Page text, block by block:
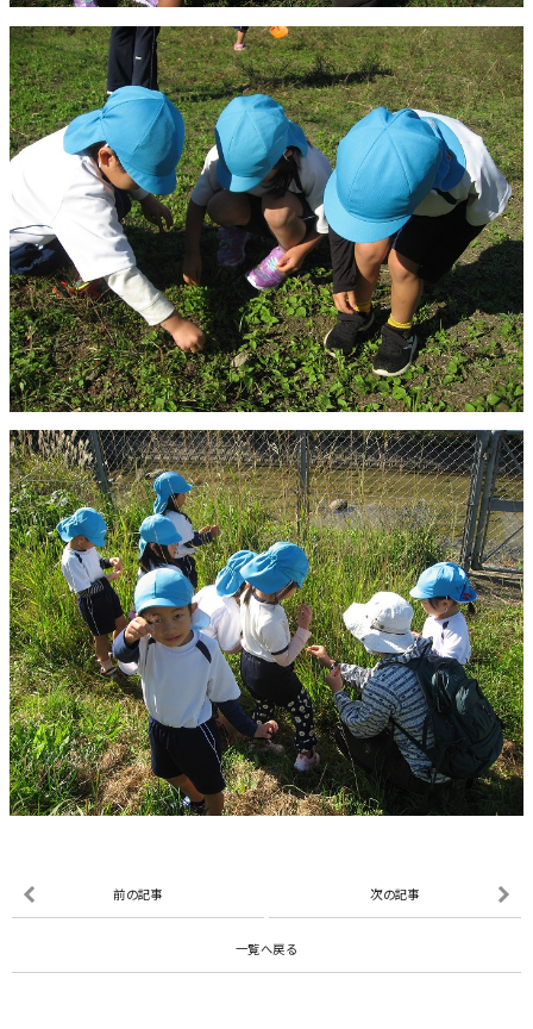
前の記事 次の記事
一覧へ戻る